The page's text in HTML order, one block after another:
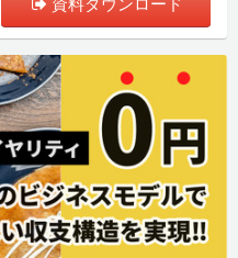
資料ダウンロード